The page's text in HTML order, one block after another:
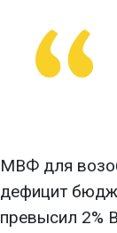
МВФ для
дефицит
превысил 2%